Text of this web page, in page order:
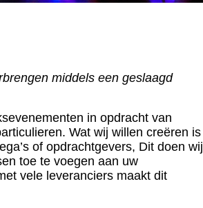
middels een geslaagd
in opdracht van
Wat wij willen creëren is
of opdrachtgevers, Dit doen wij
toe te voegen aan uw
vele leveranciers maakt dit